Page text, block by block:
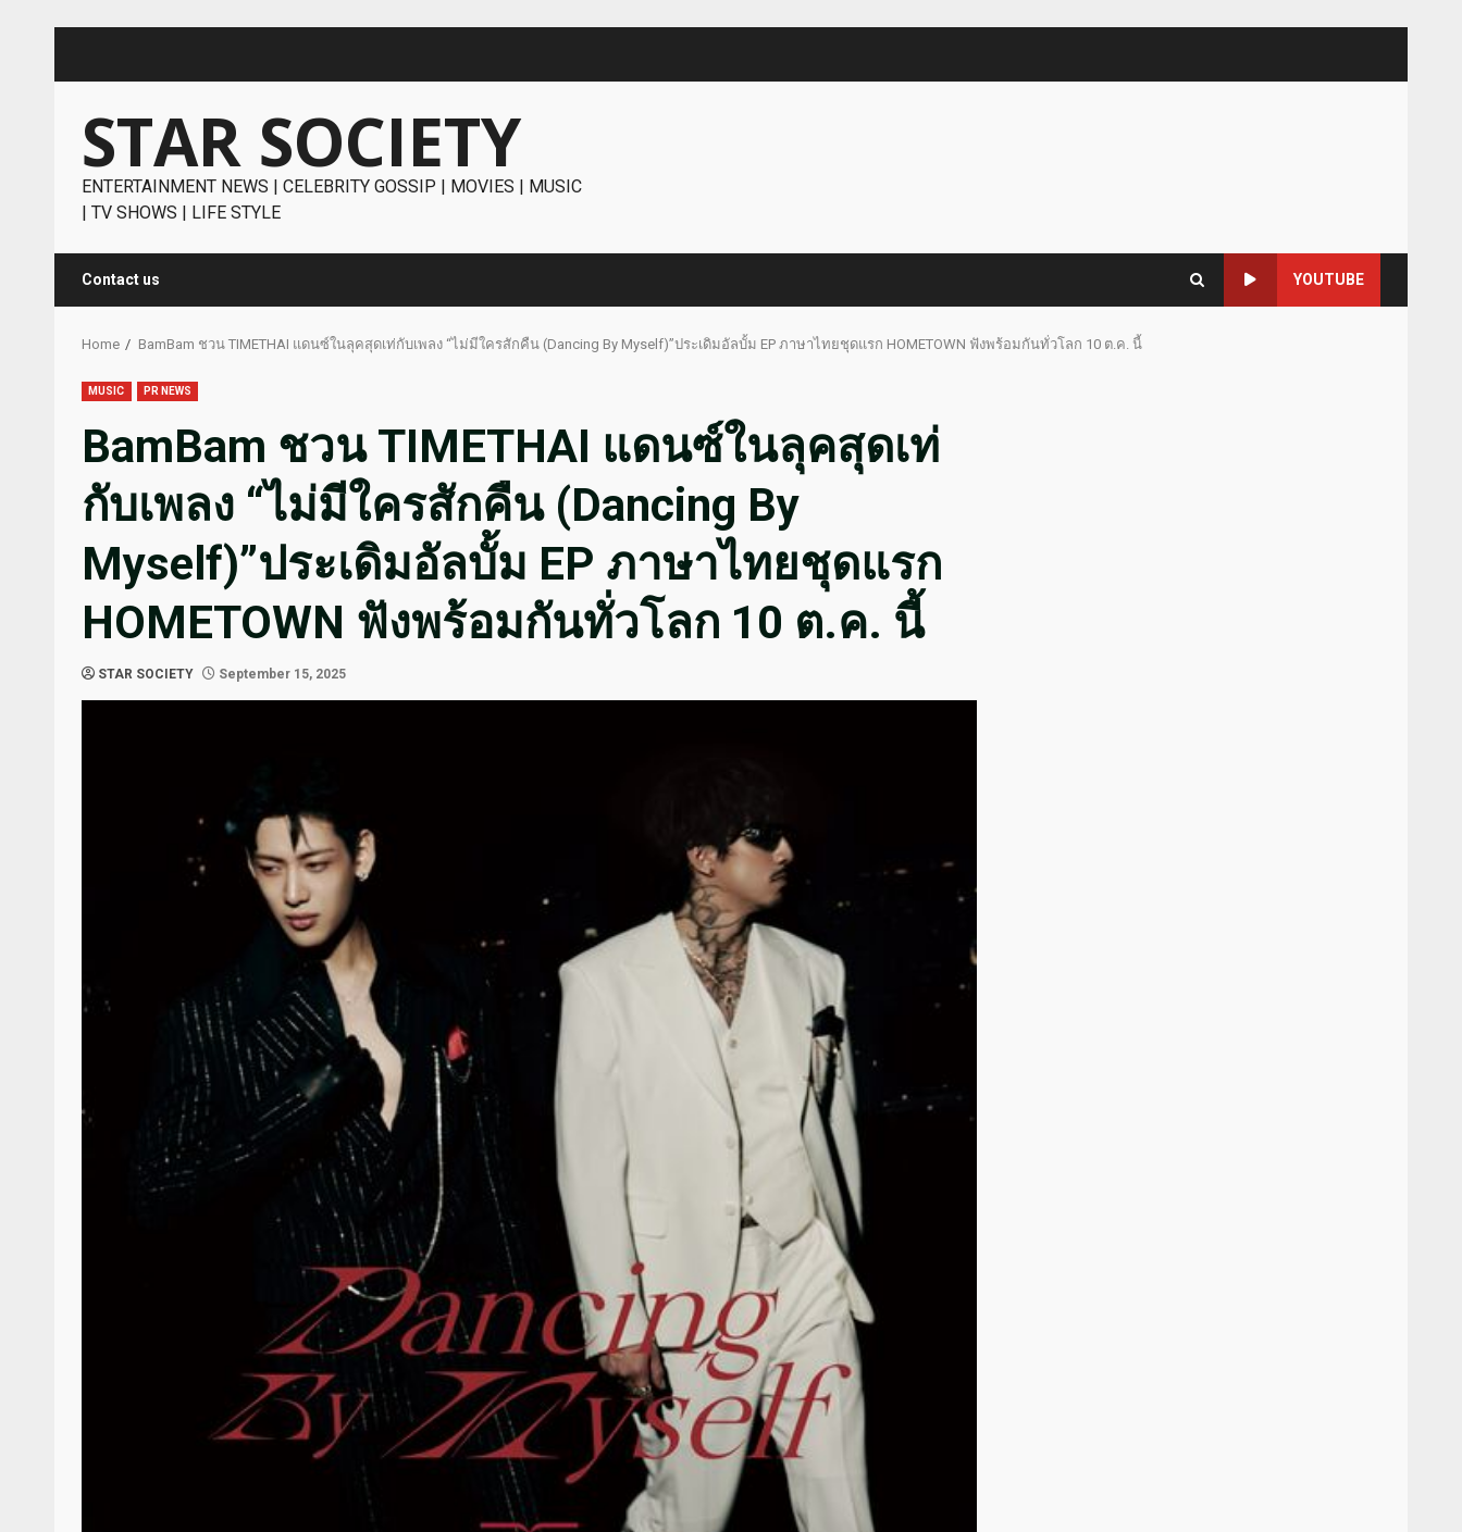
STAR SOCIETY
ENTERTAINMENT NEWS | CELEBRITY GOSSIP | MOVIES | MUSIC
| TV SHOWS | LIFE STYLE
Contact us YOUTUBE
Home BamBam ชวน TIMETHAI แดนซ์ในลุคสุดเท่กับเพลง “ไม่มีใครสักคืน (Dancing By Myself)”ประเดิมอัลบั้ม EP ภาษาไทยชุดแรก HOMETOWN ฟังพร้อมกันทั่วโลก 10 ต.ค. นี้
MUSIC PR NEWS
BamBam ชวน TIMETHAI แดนซ์ในลุคสุดเท่
กับเพลง “ไม่มีใครสักคืน (Dancing By
Myself)”ประเดิมอัลบั้ม EP ภาษาไทยชุดแรก
HOMETOWN ฟังพร้อมกันทั่วโลก 10 ต.ค. นี้
STAR SOCIETY September 15, 2025